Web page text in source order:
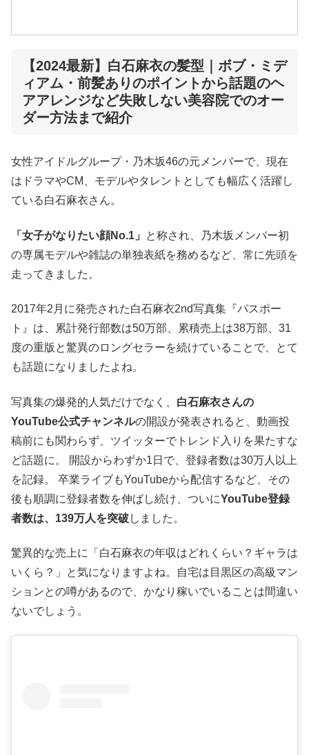
【2024最新】白石麻衣の髪型｜ボブ・ミデ
ィアム・前髪ありのポイントから話題のヘ
アアレンジなど失敗しない美容院でのオー
ダー方法まで紹介
女性アイドルグループ・乃木坂46の元メンバーで、現在
はドラマやCM、モデルやタレントとしても幅広く活躍し
ている白石麻衣さん。
「女子がなりたい顔No.1」
と称され、乃木坂メンバー初
の専属モデルや雑誌の単独表紙を務めるなど、常に先頭を
走ってきました。
2017年2月に発売された白石麻衣2nd写真集『パスポー
ト』は、累計発行部数は50万部、累積売上は38万部、31
度の重版と驚異のロングセラーを続けていることで、とて
も話題になりましたよね。
写真集の爆発的人気だけでなく、 白石麻衣さんの
YouTube公式チャンネルの開設が発表されると、動画投
稿前にも関わらず、ツイッターでトレンド入りを果たすな
ど話題に。 開設からわずか1日で、登録者数は30万人以上
を記録。 卒業ライブもYouTubeから配信するなど、その
後も順調に登録者数を伸ばし続け、ついにYouTube登録
者数は、139万人を突破しました。
驚異的な売上に「白石麻衣の年収はどれくらい？ギャラは
いくら？」と気になりますよね。自宅は目黒区の高級マン
ションとの噂があるので、かなり稼いでいることは間違い
ないでしょう。